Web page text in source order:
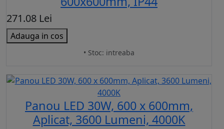
271.08 Lei
Adauga in cos
• Stoc: intreaba
Panou LED 30W, 600 x 600mm,
Aplicat, 3600 Lumeni, 4000K